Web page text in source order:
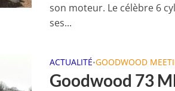
son moteur. Le célèbre 6
ses...
ACTUALITÉ•GOODWOOD
Goodwood 73